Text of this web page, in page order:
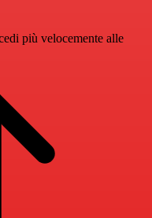
più velocemente alle